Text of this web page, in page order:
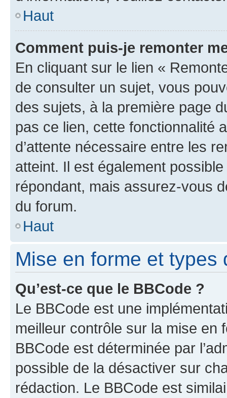
Haut
Comment puis-je remonter
En cliquant sur le lien «
de consulter un sujet, vous
des sujets, à la première page
pas ce lien, cette fonctionnalité
d’attente nécessaire entre les
atteint. Il est également
répondant, mais assurez-vous
du forum.
Haut
Mise en forme et types
Qu’est-ce que le BBCode ?
Le BBCode est une
meilleur contrôle sur la mise en
BBCode est déterminée par
possible de la désactiver sur
rédaction. Le BBCode est